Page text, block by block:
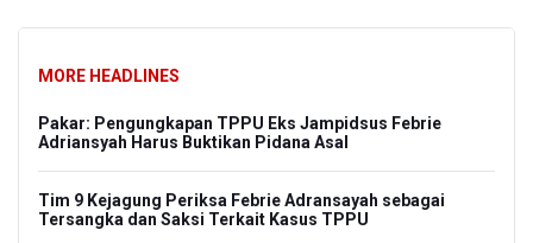
MORE HEADLINES
Pakar: Pengungkapan TPPU Eks Jampidsus Febrie
Adriansyah Harus Buktikan Pidana Asal
Tim 9 Kejagung Periksa Febrie Adransayah sebagai
Tersangka dan Saksi Terkait Kasus TPPU